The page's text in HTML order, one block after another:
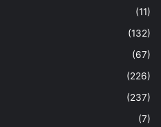
(11)
(132)
(67)
(226)
(237)
(7)